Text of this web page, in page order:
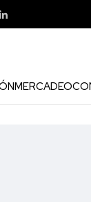
MERCADEO